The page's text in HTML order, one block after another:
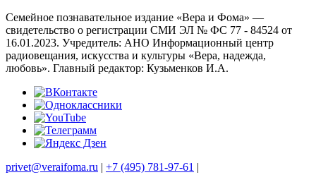
Семейное познавательное издание «Вера и Фома» —
свидетельство о регистрации СМИ ЭЛ № ФС 77 - 84524 от
16.01.2023. Учредитель: АНО Информационный центр
радиовещания, искусства и культуры «Вера, надежда,
любовь». Главный редактор: Кузьменков И.А.
privet@veraifoma.ru | +7 (495) 781-97-61 |